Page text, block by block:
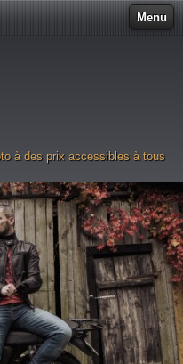
Menu
à des prix accessibles à tous